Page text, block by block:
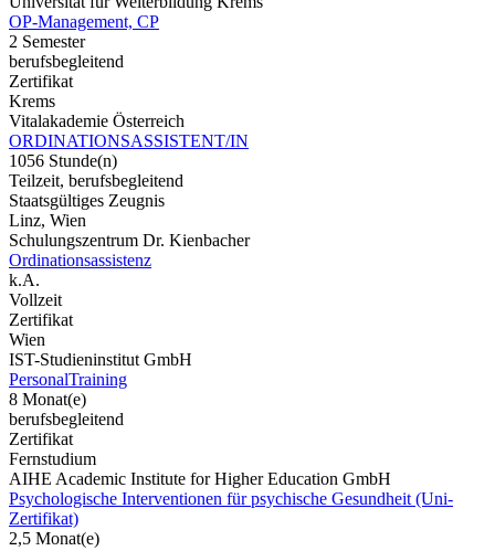
OP-Management, CP
2 Semester
berufsbegleitend
Zertifikat
Krems
Vitalakademie Österreich
ORDINATIONSASSISTENT/IN
1056 Stunde(n)
Teilzeit, berufsbegleitend
Staatsgültiges Zeugnis
Linz, Wien
Schulungszentrum Dr. Kienbacher
Ordinationsassistenz
k.A.
Vollzeit
Zertifikat
Wien
IST-Studieninstitut GmbH
PersonalTraining
8 Monat(e)
berufsbegleitend
Zertifikat
Fernstudium
AIHE Academic Institute for Higher Education GmbH
Psychologische Interventionen für psychische Gesundheit (Uni-
Zertifikat)
2,5 Monat(e)